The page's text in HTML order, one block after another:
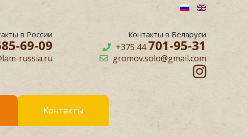
в России
69-09
russia.ru
Контакты в Беларуси
+375 44701-95-31
gromov.solo@gmail.com
Контакты